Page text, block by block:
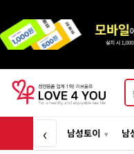
상
‹ 남성토이 남